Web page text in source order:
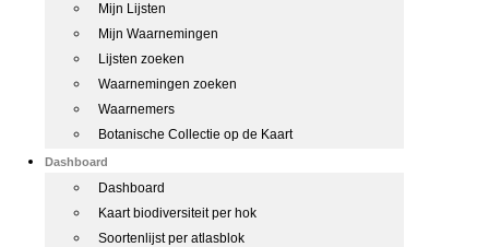
Mijn Lijsten
Mijn Waarnemingen
Lijsten zoeken
Waarnemingen zoeken
Waarnemers
Botanische Collectie op de Kaart
Dashboard
Dashboard
Kaart biodiversiteit per hok
Soortenlijst per atlasblok